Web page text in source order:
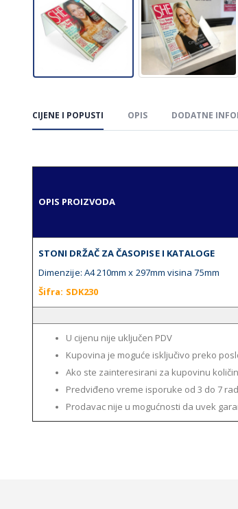
CIJENE I POPUSTI OPIS DODATNE
OPIS PROIZVODA
STONI DRŽAČ ZA ČASOPISE I KATALOGE
Dimenzije: A4 210mm x 297mm visina 75mm
Šifra: SDK230
U cijenu nije uključen PDV
Kupovina je moguće isključivo preko
Ako ste zainteresirani za kupovinu
Predviđeno vreme isporuke od 3 do 7
Prodavac nije u mogućnosti da uvek